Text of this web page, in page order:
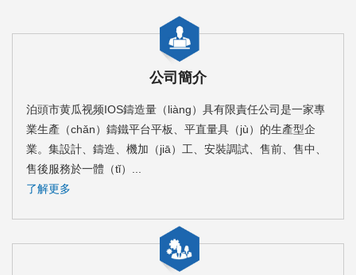
公司簡介
泊頭市黄瓜视频IOS鑄造量（liàng）具有限責任公司是一家專
業生產（chǎn）鑄鐵平台平板、平直量具（jù）的生產型企
業。集設計、鑄造、機加（jiā）工、安裝調試、售前、售中、
售後服務於一體（tǐ）...
了解更多